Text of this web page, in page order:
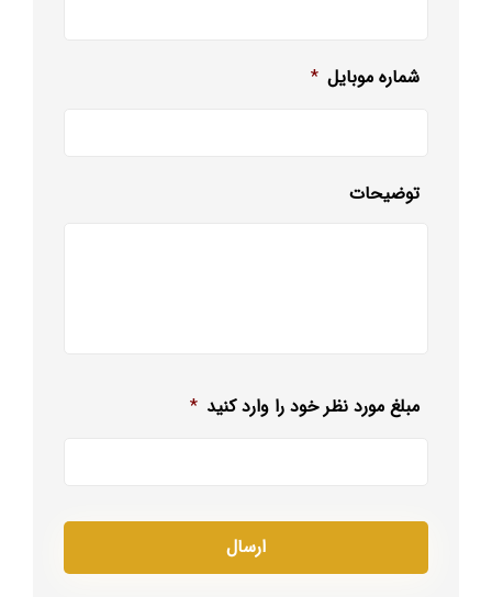
شماره موبایل *
توضیحات
مبلغ مورد نظر خود را وارد کنید *